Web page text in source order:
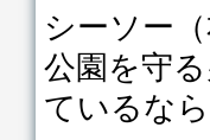
シーソー
公園を守
ているな